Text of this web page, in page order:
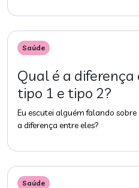
Saúde
Qual é a
tipo 1 e tipo 2?
Eu escutei alguém falando
a diferença entre eles?
Saúde